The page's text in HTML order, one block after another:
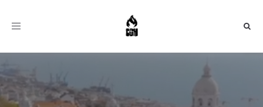
Toggle